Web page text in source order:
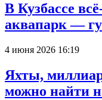
В Кузбассе
аквапарк —
4 июня 2026 16:19
Яхты,
можно найти